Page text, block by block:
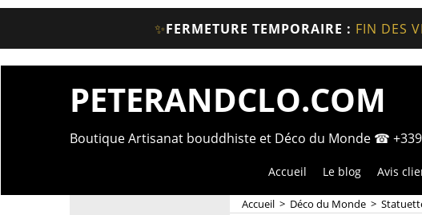
✨FERMETURE TEMPORAIRE : FIN DES
PETERANDCLO.COM
Boutique Artisanat bouddhiste et Déco du Monde ☎
Accueil Le blog Avis
Accueil > Déco du Monde >